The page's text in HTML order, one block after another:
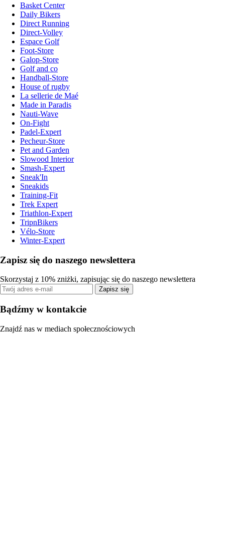
Basket Center
Daily Bikers
Direct Running
Direct-Volley
Espace Golf
Foot-Store
Galop-Store
Golf and co
Handball-Store
House of rugby
La sellerie de Maé
Made in Paradis
Nauti-Wave
On-Fight
Padel-Expert
Pecheur-Store
Pet and Garden
Slowood Interior
Smash-Expert
Sneak'In
Sneakids
Training-Fit
Trek Expert
Triathlon-Expert
TripnBikers
Vélo-Store
Winter-Expert
Zapisz się do naszego newslettera
Skorzystaj z 10% zniżki, zapisując się do naszego newslettera
Zapisz się
Bądźmy w kontakcie
Znajdź nas w mediach społecznościowych